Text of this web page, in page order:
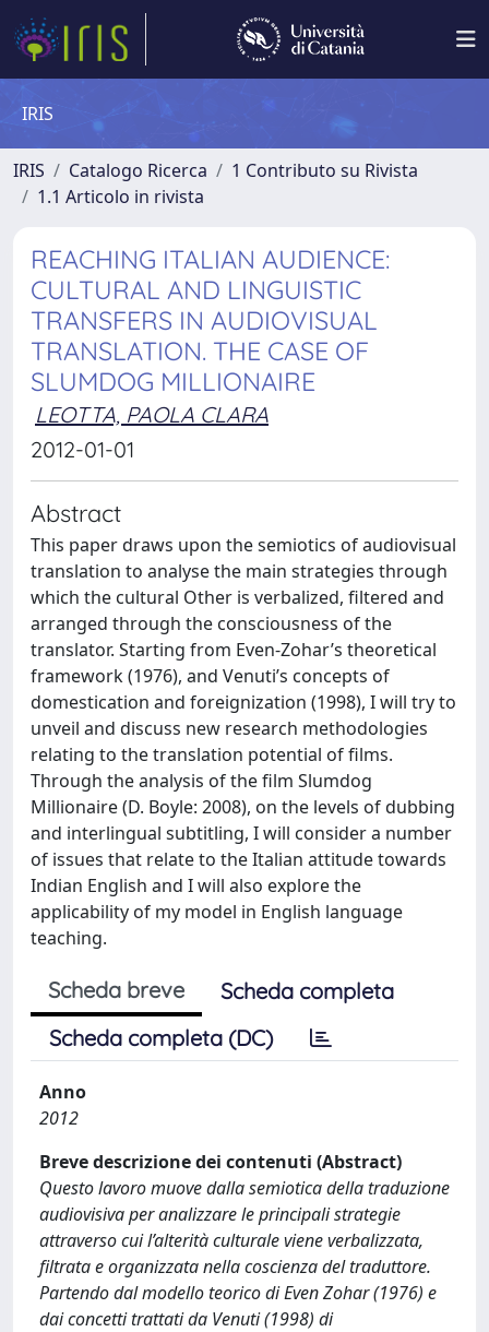
IRIS
IRIS Catalogo Ricerca
1 Contributo su Rivista
1.1 Articolo in rivista
REACHING ITALIAN AUDIENCE:
CULTURAL AND LINGUISTIC
TRANSFERS IN AUDIOVISUAL
TRANSLATION. THE CASE OF
SLUMDOG MILLIONAIRE
LEOTTA, PAOLA CLARA
2012-01-01
Abstract
This paper draws upon the semiotics of audiovisual
translation to analyse the main strategies through
which the cultural Other is verbalized, filtered and
arranged through the consciousness of the
translator. Starting from Even-Zohar’s theoretical
framework (1976), and Venuti’s concepts of
domestication and foreignization (1998), I will try to
unveil and discuss new research methodologies
relating to the translation potential of films.
Through the analysis of the film Slumdog
Millionaire (D. Boyle: 2008), on the levels of dubbing
and interlingual subtitling, I will consider a number
of issues that relate to the Italian attitude towards
Indian English and I will also explore the
applicability of my model in English language
teaching.
Scheda breve
Scheda completa
Scheda completa (DC)
Anno
2012
Breve descrizione dei contenuti (Abstract)
Questo lavoro muove dalla semiotica della traduzione
audiovisiva per analizzare le principali strategie
attraverso cui l’alterità culturale viene verbalizzata,
filtrata e organizzata nella coscienza del traduttore.
Partendo dal modello teorico di Even Zohar (1976) e
dai concetti trattati da Venuti (1998) di